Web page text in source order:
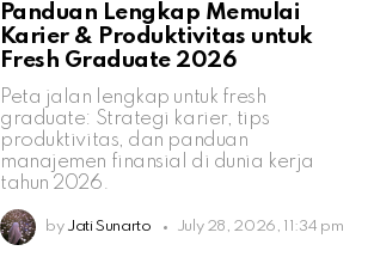
Panduan Lengkap Memulai
Karier & Produktivitas untuk
Fresh Graduate 2026
Peta jalan lengkap untuk fresh
graduate: Strategi karier, tips
produktivitas, dan panduan
manajemen finansial di dunia kerja
tahun 2026.
by Jati Sunarto July 28, 2026, 11:34 pm